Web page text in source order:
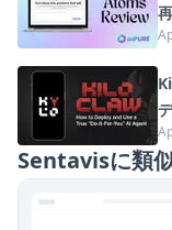
Sentavisに類